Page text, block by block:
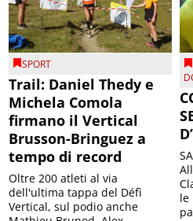
SPORT
Trail: Daniel Thedy e
Michela Comola
firmano il Vertical
Brusson-Bringuez a
tempo di record
Oltre 200 atleti al via
dell'ultima tappa del Défì
Vertical, sul podio anche
le